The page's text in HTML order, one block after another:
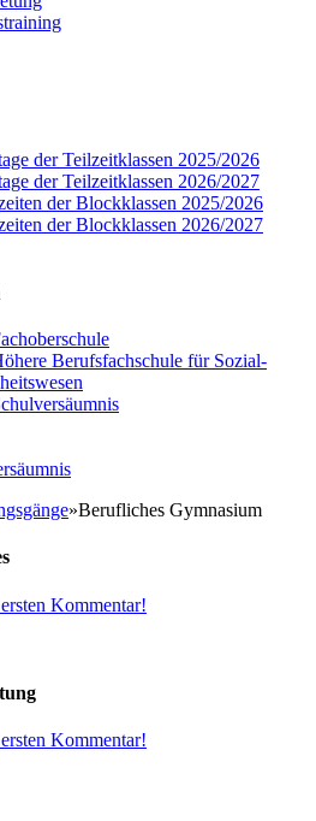
der Teilzeitklassen 2025/2026
der Teilzeitklassen 2026/2027
der Blockklassen 2025/2026
der Blockklassen 2026/2027
Berufsfachschule für Sozial-
»Berufliches Gymnasium
Kommentar!
Kommentar!